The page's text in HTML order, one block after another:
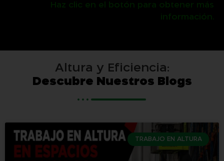
Haz clic en el botón para obtener más
información.
Altura y Eficiencia:
Descubre Nuestros Blogs
TRABAJO EN ALTURA